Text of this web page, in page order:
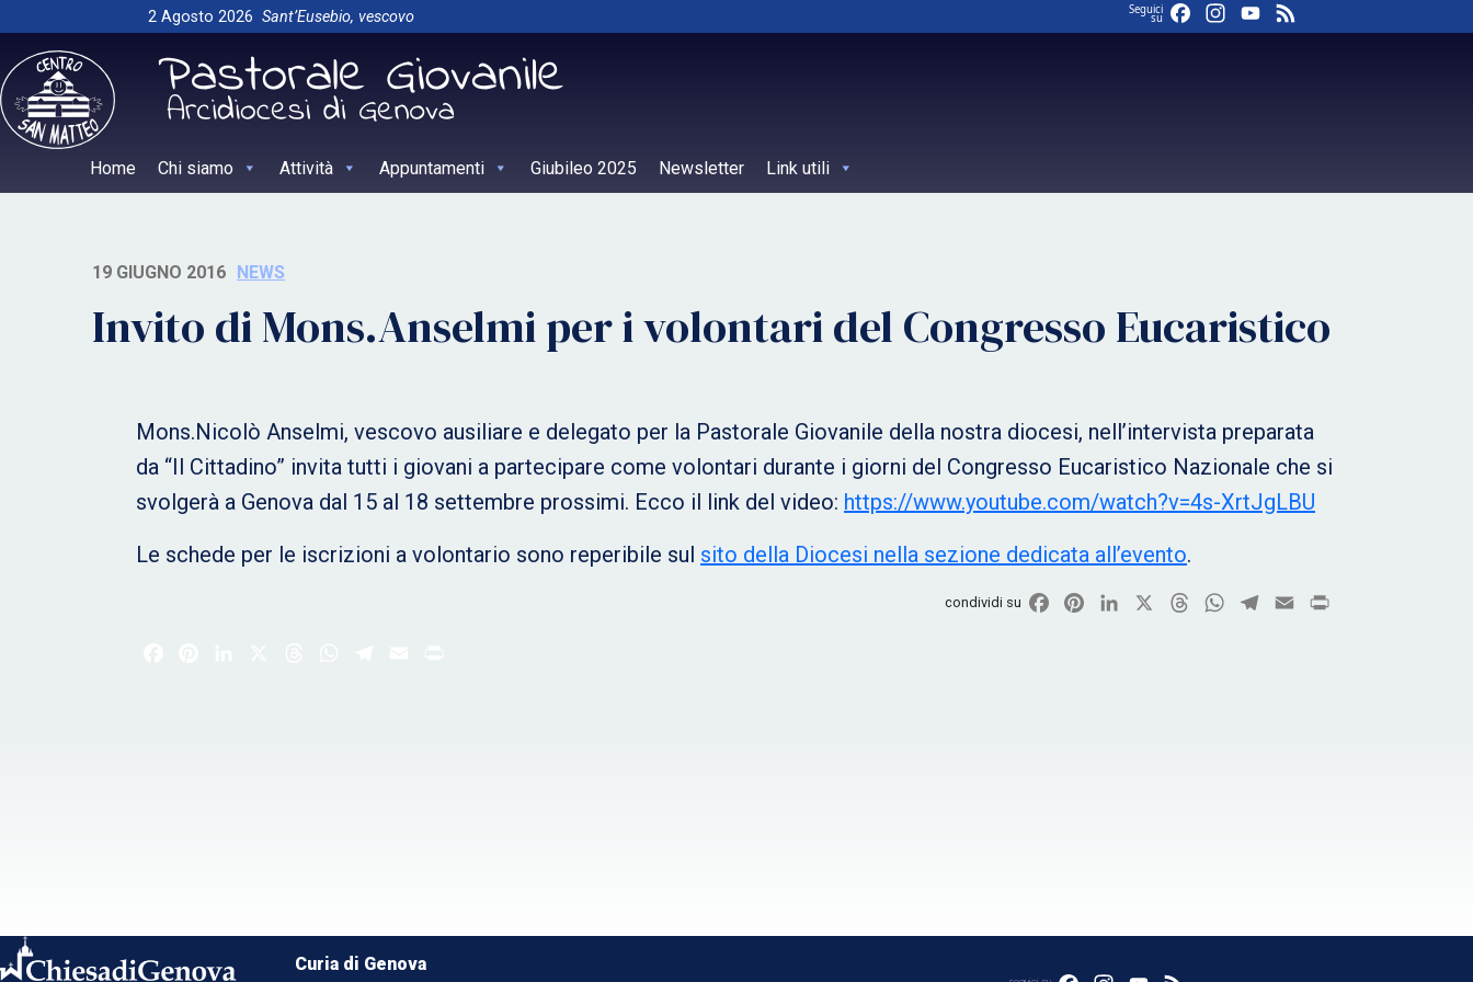
to
content
2 Agosto 2026 Sant’Eusebio, vescovo Seguici
su FacebookInstagram
YouTube
Home Chi siamo Attività Appuntamenti Giubileo 2025 Newsletter Link utili
19 GIUGNO 2016 NEWS
Invito di Mons.Anselmi per i volontari del Congresso Eucaristico
Mons.Nicolò Anselmi, vescovo ausiliare e delegato per la Pastorale Giovanile della nostra diocesi, nell’intervista preparata
da “Il Cittadino” invita tutti i giovani a partecipare come volontari durante i giorni del Congresso Eucaristico Nazionale che si
svolgerà a Genova dal 15 al 18 settembre prossimi. Ecco il link del video: https://www.youtube.com/watch?v=4s-XrtJgLBU
Le schede per le iscrizioni a volontario sono reperibile sul sito della Diocesi nella sezione dedicata all’evento.
condividi su FacebookPinterestLinkedIn ThreadsWhatsApp
Telegram
Email
Curia di Genova